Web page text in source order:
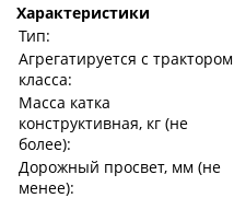
Характеристики
Тип:
Агрегатируется с трактором
класса:
Масса катка
конструктивная, кг (не
более):
Дорожный просвет, мм (не
менее):